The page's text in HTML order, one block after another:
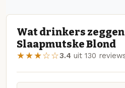
Wat drinkers
Slaapmutske Blond
★★★☆☆3.4 uit 130